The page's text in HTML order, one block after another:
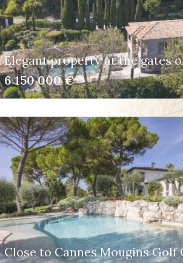
Elegant property at the gates
6 150 000 €
Close to Cannes Mougins Golf